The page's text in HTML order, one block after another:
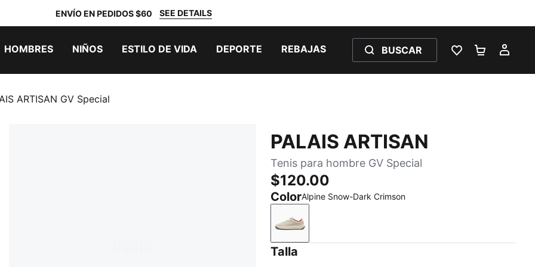
ENVÍO EN PEDIDOS $60 SEE DETAILS
HOMBRES NIÑOS ESTILO DE VIDA DEPORTE REBAJAS BUSCAR
LISTA DE
ARTISAN GV Special
PALAIS ARTISAN
Tenis para hombre GV Special
$120.00
ColorAlpine Snow-Dark Crimson
Alpine Snow-Dark Crimson
Talla